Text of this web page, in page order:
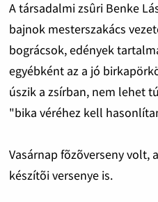
A társadalmi zsûri Benke
bajnok mesterszakács
bográcsok, edények
egyébként az a jó
úszik a zsírban, nem lehet
"bika véréhez kell
Vasárnap fõzõverseny volt,
készítõi versenye is.